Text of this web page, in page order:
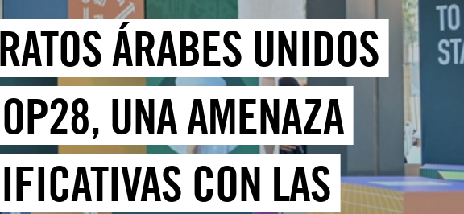
ÁRABES UNIDOS
UNA AMENAZA
CON LAS